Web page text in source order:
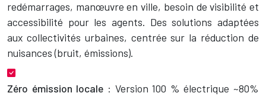
redémarrages, manœuvre en ville, besoin de visibilité et
accessibilité pour les agents. Des solutions adaptées
aux collectivités urbaines, centrée sur la réduction de
nuisances (bruit, émissions).
Zéro émission locale : Version 100 % électrique ~80%